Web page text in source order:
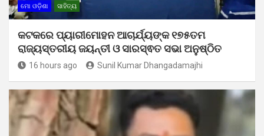
ମୋ ଓଡ଼ିଶା ସାହିତ୍ୟ
କଟକରେ ପ୍ୟାରୀମୋହନ ଆଚାର୍ଯ୍ୟଙ୍କ ୧୭୫ତମ
ରାଜ୍ୟସ୍ତରୀୟ ଜୟନ୍ତୀ ଓ ସାରସ୍ଵତ ସଭା ଅନୁଷ୍ଠିତ
16 hours ago Sunil Kumar Dhangadamajhi